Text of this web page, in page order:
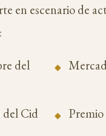
en escenario de
del
del Cid